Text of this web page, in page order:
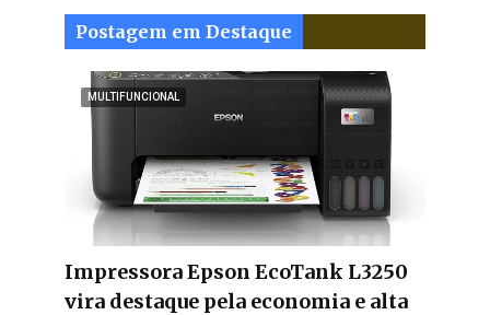
Postagem em Destaque
MULTIFUNCIONAL
Impressora Epson EcoTank L3250
vira destaque pela economia e alta